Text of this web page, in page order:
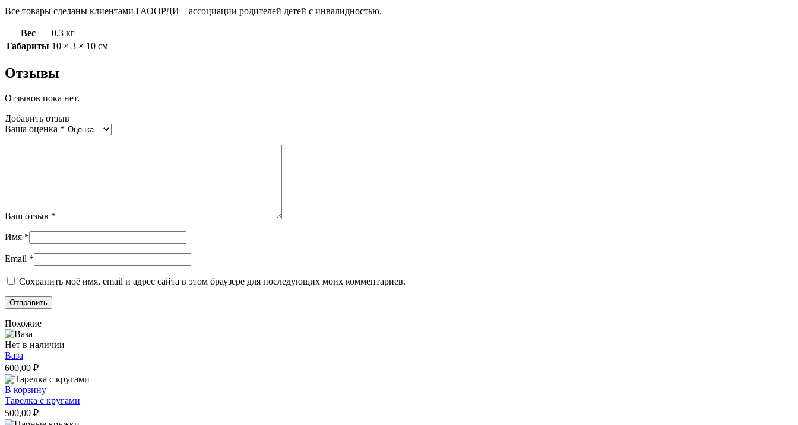
Все товары сделаны клиентами ГАООРДИ – ассоциации родителей детей с инвалидностью.
Вес
0,3 кг
Габариты 10 × 3 × 10 см
Отзывы
Отзывов пока нет.
Добавить отзыв
Ваша оценка *
Ваш отзыв *
Имя *
Email *
Сохранить моё имя, email и адрес сайта в этом браузере для последующих моих комментариев.
Похожие
Нет в наличии
Ваза
600,00 ₽
В корзину
Тарелка с кругами
500,00 ₽